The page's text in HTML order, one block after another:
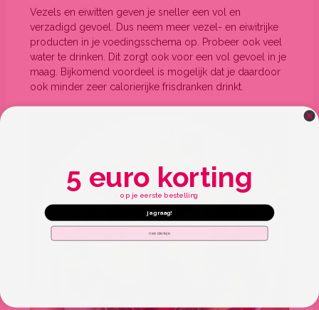
Vezels en eiwitten geven je sneller een vol en
verzadigd gevoel. Dus neem meer vezel- en eiwitrijke
producten in je voedingsschema op. Probeer ook veel
water te drinken. Dit zorgt ook voor een vol gevoel in je
maag. Bijkomend voordeel is mogelijk dat je daardoor
ook minder zeer calorierijke frisdranken drinkt.
5 euro korting
op je eerste bestelling
ja graag!
nee dankje